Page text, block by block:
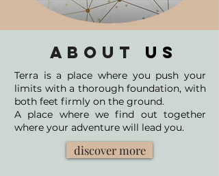
ABOUT US
Terra is a place where you push your
limits with a thorough foundation, with
both feet firmly on the ground.
A place where we find out together
where your adventure will lead you.
discover more